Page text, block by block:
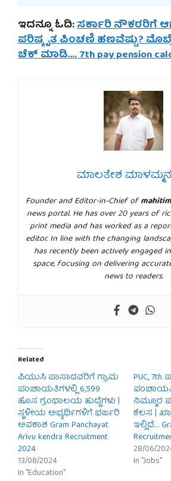
ಇದನ್ನೂ ಓದಿ:ಸರ್ಕಾರಿ ನೌಕರರಿಗೆ
ಪರಿಷ್ಕೃತ ಪಿಂಚಣಿ ಹಣವೆಷ್ಟು?
ಚೆಕ್ ಮಾಡಿ…. 7th pay pension
ಮಾಲತೇಶ
Founder and Editor-in-Chief of
news portal. He has over 20 years of
print media and has worked as a
editor. In line with the changing
has recently been actively engaged
space, focusing on delivering
news to readers.
Related
ಪಿಯುಸಿ ಪಾಸಾದವರಿಗೆ ಗ್ರಾಮ
ಪಂಚಾಯತಿಗಳಲ್ಲಿ 6,599
ಹೊಸ ಗ್ರಂಥಾಲಯ ಹುದ್ದೆಗಳು |
ಸ್ಥಳೀಯ ಅಭ್ಯರ್ಥಿಗಳಿಗೆ ಭರ್ಜರಿ
ಅವಕಾಶ Gram Panchayat
Arivu kendra Recruitment
2024
13/08/2024
In "Education"
PUC,
ನಿಮ್ಮೂರ
ಕೆಲಸ |
ಇಲ್ಲಿದೆ…
28/06/
In "Jobs"